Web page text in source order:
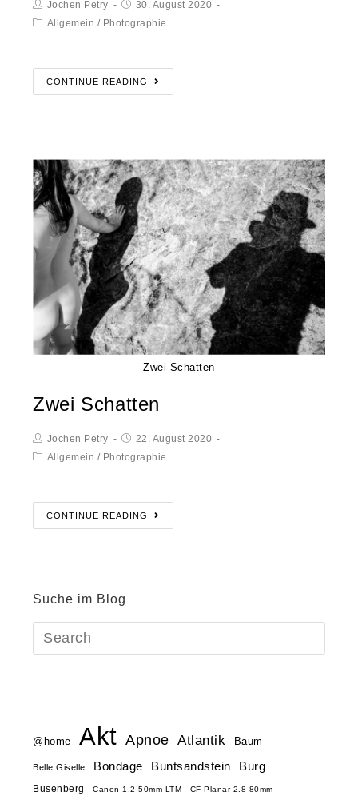
Jochen Petry
30. August 2020
Allgemein / Photographie
CONTINUE READING
Zwei Schatten
Zwei Schatten
Jochen Petry
22. August 2020
Allgemein / Photographie
CONTINUE READING
Suche im Blog
@home Akt Apnoe Atlantik Baum
Belle Giselle Bondage Buntsandstein Burg
Busenberg Canon 1.2 50mm LTM CF Planar 2.8 80mm